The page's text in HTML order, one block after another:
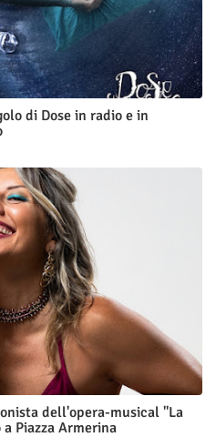
di Dose in radio e in
dell'opera-musical "La
Piazza Armerina